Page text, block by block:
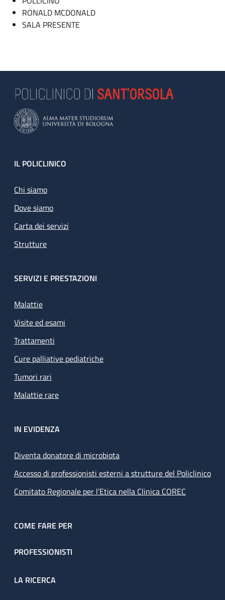
RONALD MCDONALD
SALA PRESENTE
Footer
IL POLICLINICO
Chi siamo
Dove siamo
Carta dei servizi
Strutture
SERVIZI E PRESTAZIONI
Malattie
Visite ed esami
Trattamenti
Cure palliative pediatriche
Tumori rari
Malattie rare
IN EVIDENZA
Diventa donatore di microbiota
Accesso di professionisti esterni a strutture del Policlinico
Comitato Regionale per l’Etica nella Clinica COREC
COME FARE PER
PROFESSIONISTI
LA RICERCA